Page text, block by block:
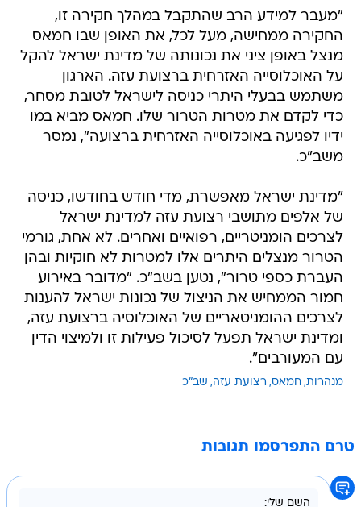
"מעבר למידע הרב שהתקבל במהלך חקירה זו,
החקירה ממחישה, מעל לכל, את האופן שבו חמאס
מנצל באופן ציני את נכונותה של מדינת ישראל להקל
על האוכלוסייה האזרחית ברצועת עזה. הארגון
משתמש בבעלי היתרי כניסה לישראל לטובת מסחר,
כדי לקדם את מטרות הטרור שלו. חמאס מביא במו
ידיו לפגיעה באוכלוסייה האזרחית ברצועה", נמסר
משב"כ.
"מדינת ישראל מאפשרת, מדי חודש בחודשו, כניסה
של אלפים מתושבי רצועת עזה למדינת ישראל
לצרכים הומניטריים, רפואיים ואחרים. לא אחת, גורמי
הטרור מנצלים היתרים אלו למטרות לא חוקיות ובהן
העברת כספי טרור", נטען בשב"כ. "מדובר באירוע
חמור הממחיש את הניצול של נכונות ישראל להענות
לצרכים ההומניטאריים של האוכלוסיה ברצועת עזה,
ומדינת ישראל תפעל לסיכול פעילות זו ולמיצוי הדין
עם המעורבים".
מנהרות חמאס רצועת עזה שב"כ
טרם התפרסמו תגובות